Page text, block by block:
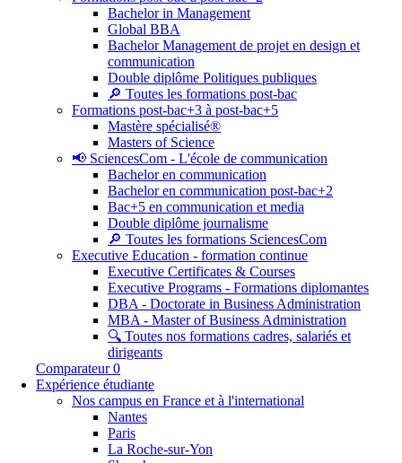
Bachelor in Management
Global BBA
Bachelor Management de projet en design et
communication
Double diplôme Politiques publiques
🔎 Toutes les formations post-bac
Formations post-bac+3 à post-bac+5
Mastère spécialisé®
Masters of Science
📢 SciencesCom - L'école de communication
Bachelor en communication
Bachelor en communication post-bac+2
Bac+5 en communication et media
Double diplôme journalisme
🔎 Toutes les formations SciencesCom
Executive Education - formation continue
Executive Certificates & Courses
Executive Programs - Formations diplomantes
DBA - Doctorate in Business Administration
MBA - Master of Business Administration
🔍 Toutes nos formations cadres, salariés et
dirigeants
Comparateur 0
Expérience étudiante
Nos campus en France et à l'international
Nantes
Paris
La Roche-sur-Yon